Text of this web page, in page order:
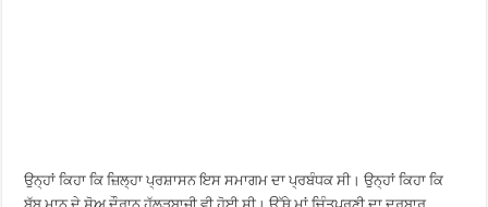
ਉਨ੍ਹਾਂ ਕਿਹਾ ਕਿ ਜ਼ਿਲ੍ਹਾ ਪ੍ਰਸ਼ਾਸਨ ਇਸ ਸਮਾਗਮ ਦਾ ਪ੍ਰਬੰਧਕ ਸੀ। ਉਨ੍ਹਾਂ ਕਿਹਾ ਕਿ